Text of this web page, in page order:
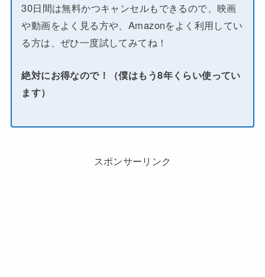
30日間は無料かつキャンセルもできるので、映画
や動画をよく見る方や、Amazonをよく利用してい
る方は、ぜひ一度試してみてね！
絶対にお得なので！（僕はもう8年くらい使ってい
ます）
スポンサーリンク